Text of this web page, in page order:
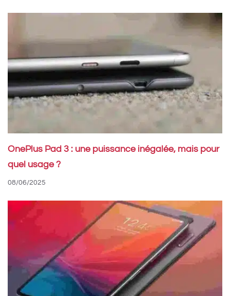
OnePlus Pad 3 : une puissance inégalée, mais pour
quel usage ?
08/06/2025